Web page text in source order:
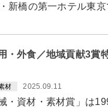
新橋の第一ホテル東
・外食／地域貢献3賞
材 2025.09.11
・資材・素材賞」は